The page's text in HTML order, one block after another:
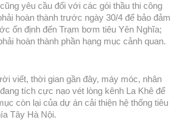
yêu cầu đối với các gói thầu thi công
hoàn thành trước ngày 30/4 để bảo đảm
ổn định đến Trạm bơm tiêu Yên Nghĩa;
hoàn thành phần hạng mục cảnh quan.
viết, thời gian gần đây, máy móc, nhân
tích cực nạo vét lòng kênh La Khê để
còn lại của dự án cải thiện hệ thống tiêu
Tây Hà Nội.